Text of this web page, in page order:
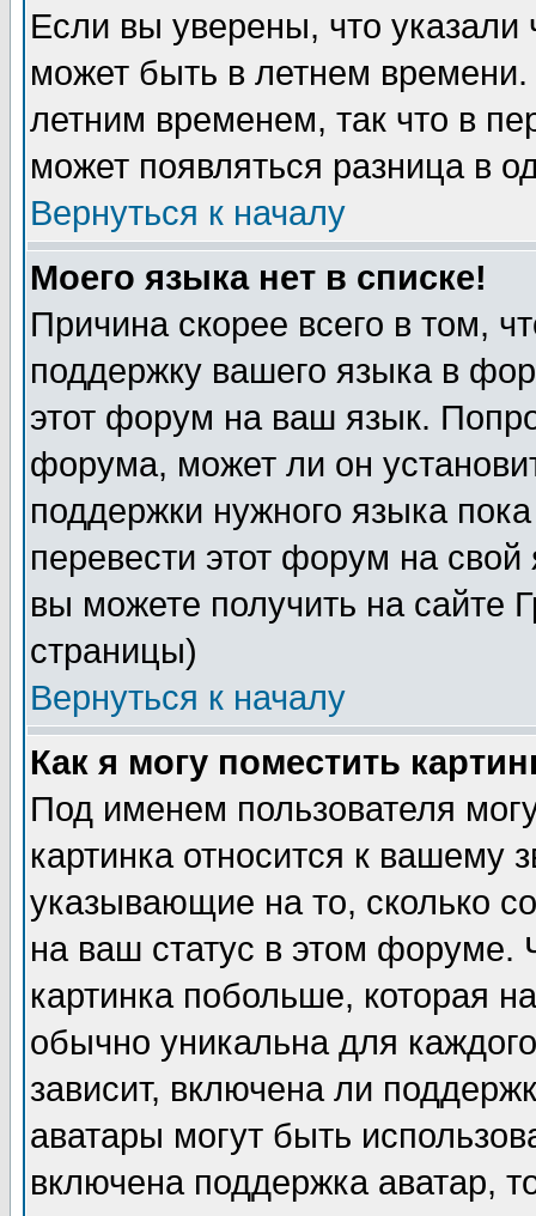
Если вы уверены, что указали
может быть в летнем
летним временем, так что в
может появляться разница в
Вернуться к началу
Моего языка нет в списке!
Причина скорее всего в том,
поддержку вашего языка в
этот форум на ваш язык.
форума, может ли он
поддержки нужного языка
перевести этот форум на
вы можете получить на сайте
страницы)
Вернуться к началу
Как я могу поместить
Под именем пользователя
картинка относится к вашему
указывающие на то, сколько
на ваш статус в этом форуме.
картинка побольше, которая
обычно уникальна для
зависит, включена ли
аватары могут быть
включена поддержка аватар,